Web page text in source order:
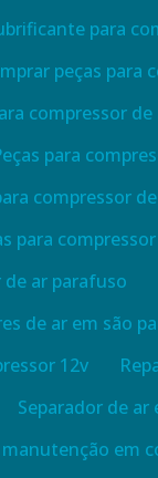
para
peças para
compressor de
para
compressor
para
de ar parafuso
de ar em são
12v
Separador de ar
manutenção em